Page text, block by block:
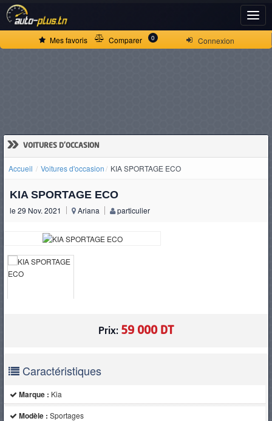
Connexion
Mes favoris Comparer 0
» VOITURES D'OCCASION
Accueil Voitures d'occasion KIA SPORTAGE ECO
KIA SPORTAGE ECO
le 29 Nov. 2021 Ariana particulier
Prix: 59 000 DT
Caractéristiques
Marque : Kia
Modèle : Sportages
ACCUEIL
D'OCCASION
CAMIONS